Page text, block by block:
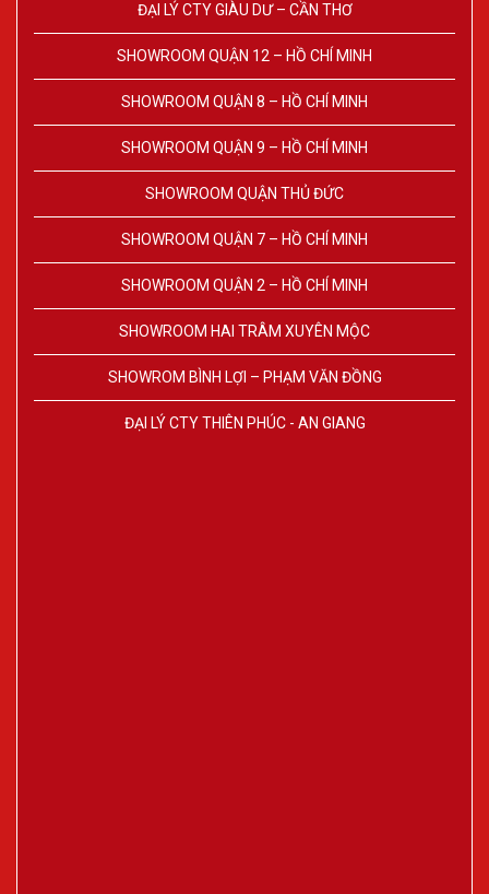
ĐẠI LÝ CTY GIÀU DƯ – CẦN THƠ
SHOWROOM QUẬN 12 – HỒ CHÍ MINH
SHOWROOM QUẬN 8 – HỒ CHÍ MINH
SHOWROOM QUẬN 9 – HỒ CHÍ MINH
SHOWROOM QUẬN THỦ ĐỨC
SHOWROOM QUẬN 7 – HỒ CHÍ MINH
SHOWROOM QUẬN 2 – HỒ CHÍ MINH
SHOWROOM HAI TRÂM XUYÊN MỘC
SHOWROM BÌNH LỢI – PHẠM VĂN ĐỒNG
ĐẠI LÝ CTY THIÊN PHÚC - AN GIANG